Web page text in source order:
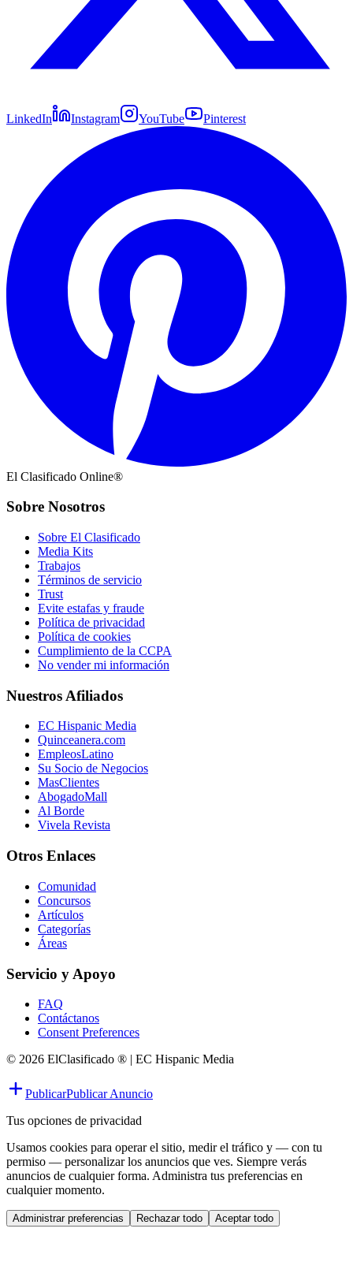
LinkedIn Instagram YouTube Pinterest
El Clasificado Online®
Sobre Nosotros
Sobre El Clasificado
Media Kits
Trabajos
Términos de servicio
Trust
Evite estafas y fraude
Política de privacidad
Política de cookies
Cumplimiento de la CCPA
No vender mi información
Nuestros Afiliados
EC Hispanic Media
Quinceanera.com
EmpleosLatino
Su Socio de Negocios
MasClientes
AbogadoMall
Al Borde
Vivela Revista
Otros Enlaces
Comunidad
Concursos
Artículos
Categorías
Áreas
Servicio y Apoyo
FAQ
Contáctanos
Consent Preferences
© 2026 ElClasificado ® | EC Hispanic Media
PublicarPublicar Anuncio
Tus opciones de privacidad
Usamos cookies para operar el sitio, medir el tráfico y — con tu
permiso — personalizar los anuncios que ves. Siempre verás
anuncios de cualquier forma. Administra tus preferencias en
cualquier momento.
Administrar preferencias Rechazar todo Aceptar todo